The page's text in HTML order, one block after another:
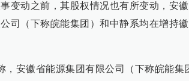
变动之前，其股权情况也有所变动，安
司（下称皖能集团）和中静系均在增持
，安徽省能源集团有限公司（下称皖能集